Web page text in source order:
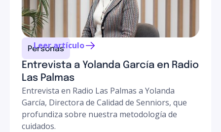
Personas
Entrevista a Yolanda García en Radio
Las Palmas
Entrevista en Radio Las Palmas a Yolanda
García, Directora de Calidad de Senniors, que
profundiza sobre nuestra metodología de
cuidados.
Leer artículo